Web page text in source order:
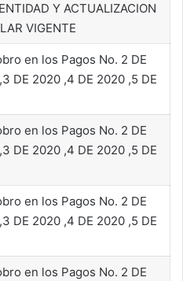
Y ACTUALIZACION
VIGENTE
en los Pagos No. 2 DE
DE 2020 ,4 DE 2020 ,5 DE
en los Pagos No. 2 DE
DE 2020 ,4 DE 2020 ,5 DE
en los Pagos No. 2 DE
DE 2020 ,4 DE 2020 ,5 DE
en los Pagos No. 2 DE